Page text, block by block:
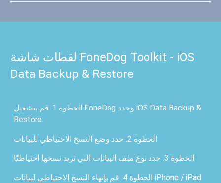
لقطات شاشة FoneDog Toolkit - iOS
Data Backup & Restore
الخطوة 1. قم بتشغيل FoneDog وحدد iOS Data Backup &
Restore
الخطوة 2. حدد وضع النسخ الاحتياطي للبيانات
الخطوة 3. حدد نوع ملف البيانات التي تريد نسخها احتياطيًا
الخطوة 4. قم بإنهاء النسخ الاحتياطي لبيانات iPhone / iPad